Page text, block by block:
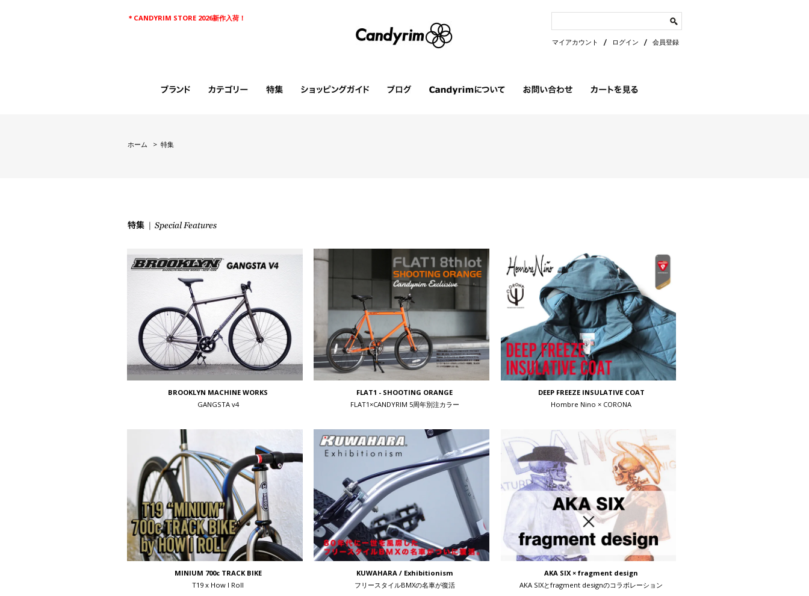
＊CANDYRIM STORE 2026新作入荷！
マイアカウント ログイン 会員登録
ホーム > 特集
BROOKLYN MACHINE WORKS
GANGSTA v4
FLAT1 - SHOOTING ORANGE
FLAT1×CANDYRIM 5周年別注カラー
DEEP FREEZE INSULATIVE COAT
Hombre Nino × CORONA
MINIUM 700c TRACK BIKE
T19 x How I Roll
KUWAHARA / Exhibitionism
フリースタイルBMXの名車が復活
AKA SIX × fragment design
AKA SIXとfragment designのコラボレーション